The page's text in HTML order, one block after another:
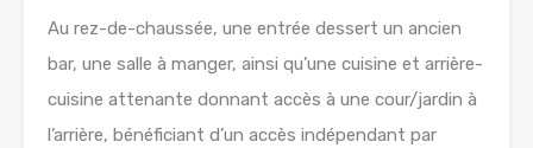
Au rez-de-chaussée, une entrée dessert un ancien
bar, une salle à manger, ainsi qu’une cuisine et arrière-
cuisine attenante donnant accès à une cour/jardin à
l’arrière, bénéficiant d’un accès indépendant par